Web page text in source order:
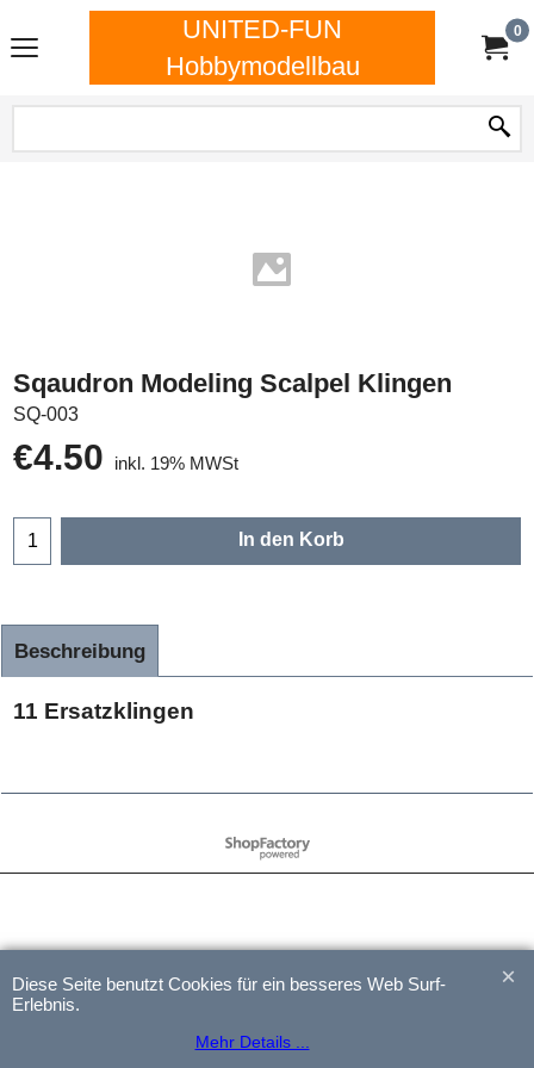
UNITED-FUN
Hobbymodellbau
0
Sqaudron Modeling Scalpel Klingen
SQ-003
€4.50 inkl. 19% MWSt
In den Korb
Beschreibung
11 Ersatzklingen
WebShop erstellt mit
ShopFactory Shop
Diese Seite benutzt Cookies für ein besseres Web Surf-
Erlebnis.
Mehr Details ...